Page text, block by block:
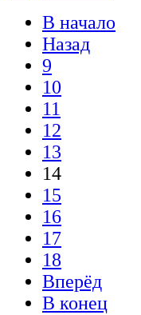
В начало
Назад
9
10
11
12
13
14
15
16
17
18
Вперёд
В конец